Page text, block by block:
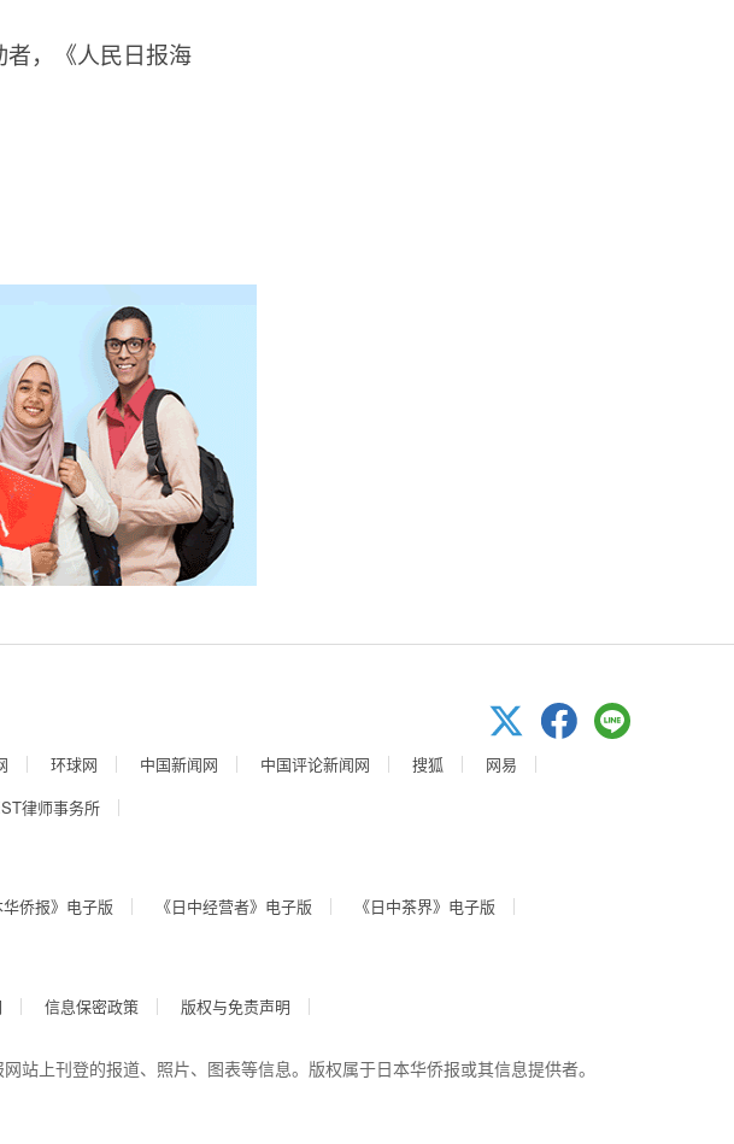
，《人民日报海
环球网 中国新闻网 中国评论新闻网 搜狐
网易
律师事务所
华侨报》电子版 《日中经营者》电子版 《日中茶界》电子版
信息保密政策 版权与免责声明
站上刊登的报道、照片、图表等信息。版权属于日本华侨报或其信息提供者。